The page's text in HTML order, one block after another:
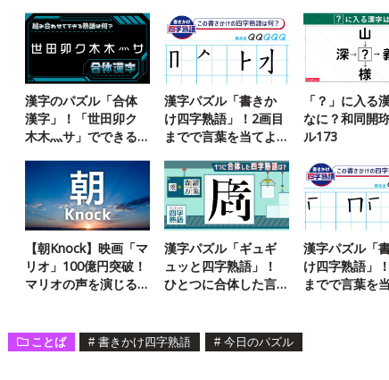
漢字のパズル「合体
漢字」！「世田卯ク
木木灬サ」でできる
漢字パズル「書きか
け四字熟語」！2画目
までで言葉を当てよ
「？」に入る
なに？和同開
ル173
【朝Knock】映画「マ
リオ」100億円突破！
マリオの声を演じる
漢字パズル「ギュギ
ュッと四字熟語」！
ひとつに合体した言
漢字パズル「
け四字熟語」
までで言葉を
ことば # 書きかけ四字熟語 # 今日のパズル